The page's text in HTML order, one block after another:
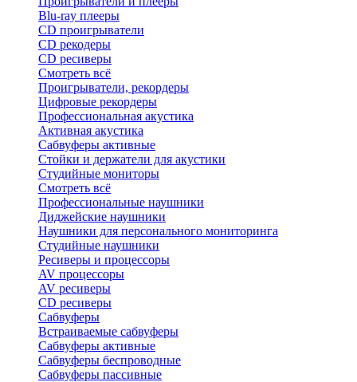
Blu-ray плееры
CD проигрыватели
CD рекодеры
CD ресиверы
Смотреть всё
Проигрыватели, рекордеры
Цифровые рекордеры
Профессиональная акустика
Активная акустика
Сабвуферы активные
Стойки и держатели для акустики
Студийные мониторы
Смотреть всё
Профессиональные наушники
Диджейские наушники
Наушники для персонального мониторинга
Студийные наушники
Ресиверы и процессоры
AV процессоры
AV ресиверы
CD ресиверы
Сабвуферы
Встраиваемые сабвуферы
Сабвуферы активные
Сабвуферы беспроводные
Сабвуферы пассивные